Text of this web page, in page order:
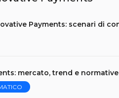
Payments: scenari di
mercato, trend e normative